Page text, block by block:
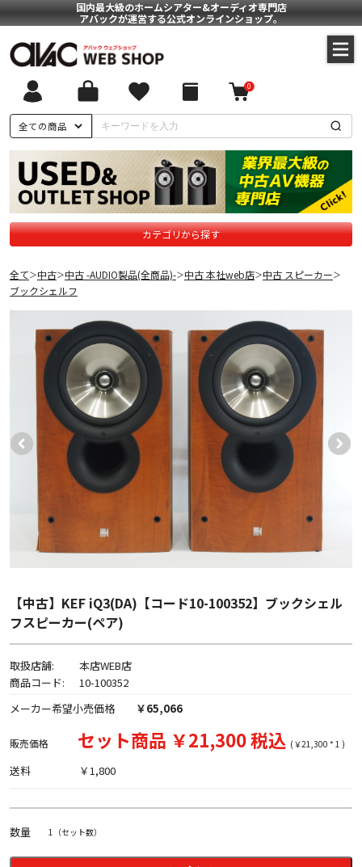
国内最大級のホームシアター&オーディオ専門店
アバックが運営する公式オンラインショップ。
全ての商品
0
カテゴリから探す
全て＞中古＞中古 -AUDIO製品(全商品)-＞中古 本社web店＞中古 スピーカー＞
ブックシェルフ
【中古】KEF iQ3(DA)【コード10-100352】ブックシェル
フスピーカー(ペア)
取扱店舗:
本店WEB店
商品コード:
10-100352
メーカー希望小売価格
￥65,066
販売価格 セット商品 ￥21,300 税込 (￥21,300 * 1 )
送料 ￥1,800
数量 1（セット数）